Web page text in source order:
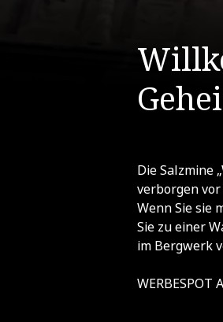
Die Salzmine
verborgen
Wenn Sie sie
Sie zu einer
im Bergwerk
WERBESPOT